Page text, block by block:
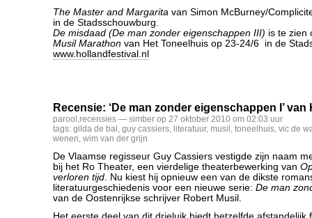
The Master and Margarita van Simon McBurney/
in de Stadsschouwburg.
De misdaad (De man zonder eigenschappen III) is te zien
Musil Marathon van Het Toneelhuis op 23-24/6 in de
www.hollandfestival.nl
Recensie: ‘De man zonder eigenschappen I’
parool ,recensies — simber op 27 oktober 2010 om 02:03 uur
tags: gilda de bal , guy cassiers, literatuur, musil , toneelhuis, vic de
wenen, wim van der grijn
De Vlaamse regisseur Guy Cassiers vestigde zijn naam
bij het Ro Theater, een vierdelige theaterbewerking van
verloren tijd. Nu kiest hij opnieuw een van de dikste
literatuurgeschiedenis voor een nieuwe serie: De man
van de Oostenrijkse schrijver Robert Musil.